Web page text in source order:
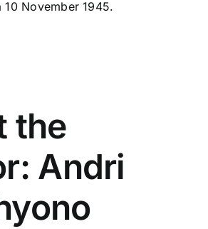
10 November 1945.
the
Andri